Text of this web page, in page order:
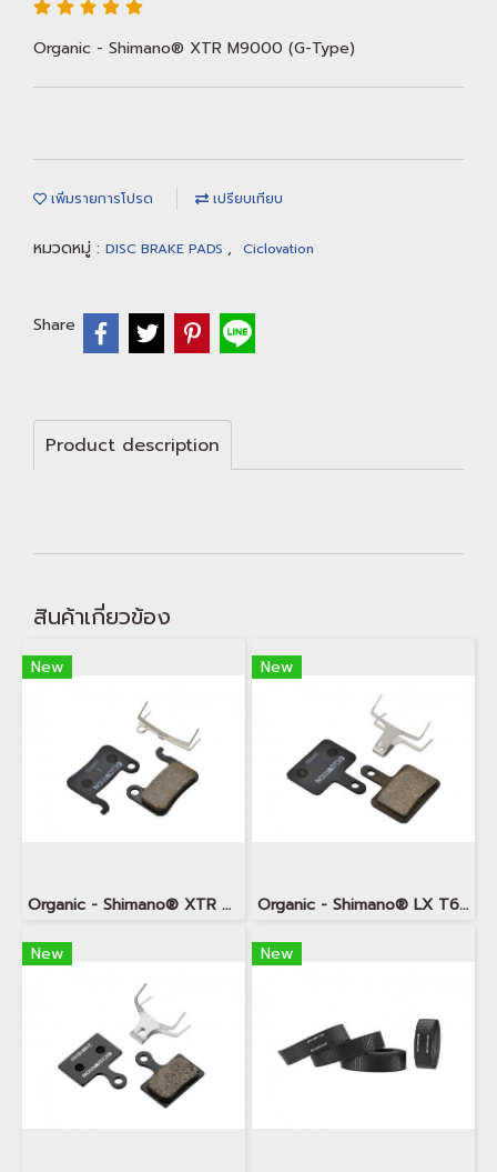
Organic - Shimano® XTR M9000 (G-Type)
เพิ่มรายการโปรด เปรียบเทียบ
หมวดหมู่ : DISC BRAKE PADS , Ciclovation
Share
Product description
สินค้าเกี่ยวข้อง
New
Organic - Shimano® XTR M965, M966 (A-Type)
New
Organic - Shimano® LX T675, Deore T615 (B-Type)
New New